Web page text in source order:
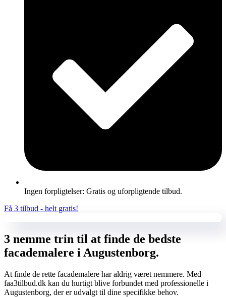
Ingen forpligtelser: Gratis og uforpligtende tilbud.
Få 3 tilbud - helt gratis!
3 nemme trin til at finde de bedste
facademalere i Augustenborg.
At finde de rette facademalere har aldrig været nemmere. Med
faa3tilbud.dk kan du hurtigt blive forbundet med professionelle i
Augustenborg, der er udvalgt til dine specifikke behov.